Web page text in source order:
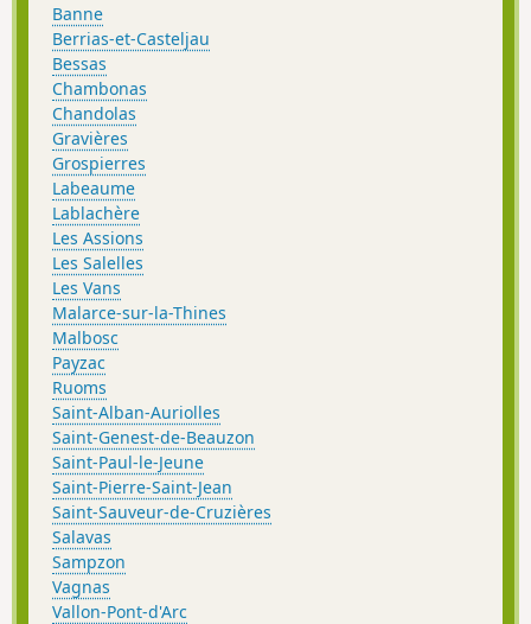
Banne
Berrias-et-Casteljau
Bessas
Chambonas
Chandolas
Gravières
Grospierres
Labeaume
Lablachère
Les Assions
Les Salelles
Les Vans
Malarce-sur-la-Thines
Malbosc
Payzac
Ruoms
Saint-Alban-Auriolles
Saint-Genest-de-Beauzon
Saint-Paul-le-Jeune
Saint-Pierre-Saint-Jean
Saint-Sauveur-de-Cruzières
Salavas
Sampzon
Vagnas
Vallon-Pont-d'Arc